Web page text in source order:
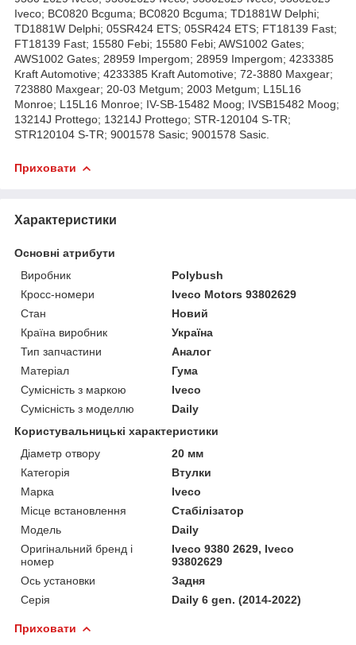
Iveco; BC0820 Bcguma; BC0820 Bcguma; TD1881W Delphi;
TD1881W Delphi; 05SR424 ETS; 05SR424 ETS; FT18139 Fast;
FT18139 Fast; 15580 Febi; 15580 Febi; AWS1002 Gates;
AWS1002 Gates; 28959 Impergom; 28959 Impergom; 4233385
Kraft Automotive; 4233385 Kraft Automotive; 72-3880 Maxgear;
723880 Maxgear; 20-03 Metgum; 2003 Metgum; L15L16
Monroe; L15L16 Monroe; IV-SB-15482 Moog; IVSB15482 Moog;
13214J Prottego; 13214J Prottego; STR-120104 S-TR;
STR120104 S-TR; 9001578 Sasic; 9001578 Sasic.
Приховати
Характеристики
Основні атрибути
Виробник
Polybush
Кросс-номери
Iveco Motors 93802629
Стан
Новий
Країна виробник
Україна
Тип запчастини
Аналог
Матеріал
Гума
Сумісність з маркою
Iveco
Сумісність з моделлю
Daily
Користувальницькі характеристики
Діаметр отвору
20 мм
Категорія
Втулки
Марка
Iveco
Місце встановлення
Стабілізатор
Мoдель
Daily
Оригінальний бренд і
номер
Iveco 9380 2629, Iveco
93802629
Ось установки
Задня
Серія
Daily 6 gen. (2014-2022)
Приховати